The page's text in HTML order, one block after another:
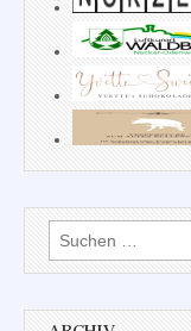
Suchen
nach: